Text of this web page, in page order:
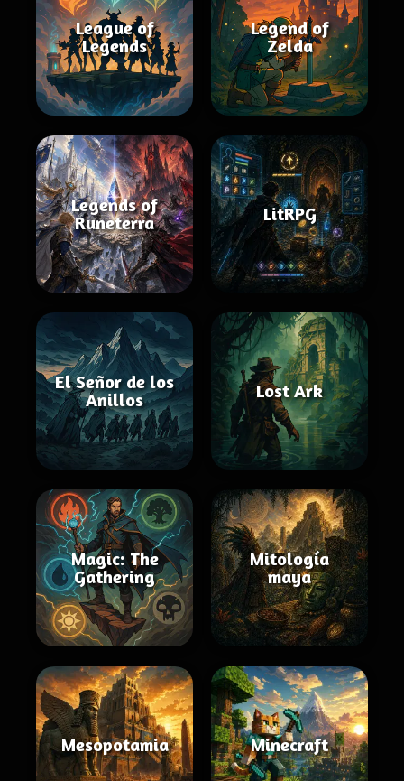
League of
Legends
Legend of
Zelda
Legends of
Runeterra
LitRPG
El Señor de los
Anillos
Lost Ark
Magic: The
Gathering
Mitología
maya
Mesopotamia Minecraft